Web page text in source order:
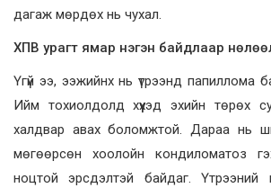
дагаж мөрдөх нь чухал.
ХПВ урагт ямар нэгэн байдлаар
Үгүй ээ, ээжийнх нь үтрээнд папиллома
Ийм тохиолдолд хүүхэд эхийн төрөх
халдвар авах боломжтой. Дараа нь
мөгөөрсөн хоолойн кондиломатоз
ноцтой эрсдэлтэй байдаг. Үтрээний